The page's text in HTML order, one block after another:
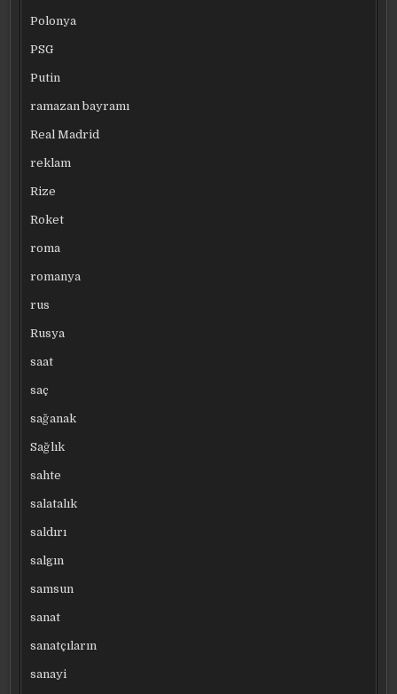
Polonya
PSG
Putin
ramazan bayramı
Real Madrid
reklam
Rize
Roket
roma
romanya
rus
Rusya
saat
saç
sağanak
Sağlık
sahte
salatalık
saldırı
salgın
samsun
sanat
sanatçıların
sanayi